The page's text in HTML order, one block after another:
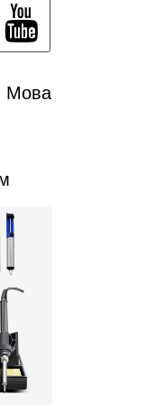
Мова